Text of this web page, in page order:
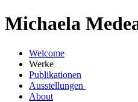
Michaela
Welcome
Werke
Publikationen
Ausstellungen
About